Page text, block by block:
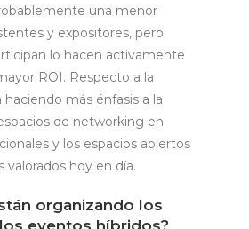
una menor
y expositores, pero
lo hacen activamente
ROI. Respecto a la
haciendo más énfasis a la
de networking en
y los espacios abiertos
valorados hoy en día.
organizando los
eventos híbridos?